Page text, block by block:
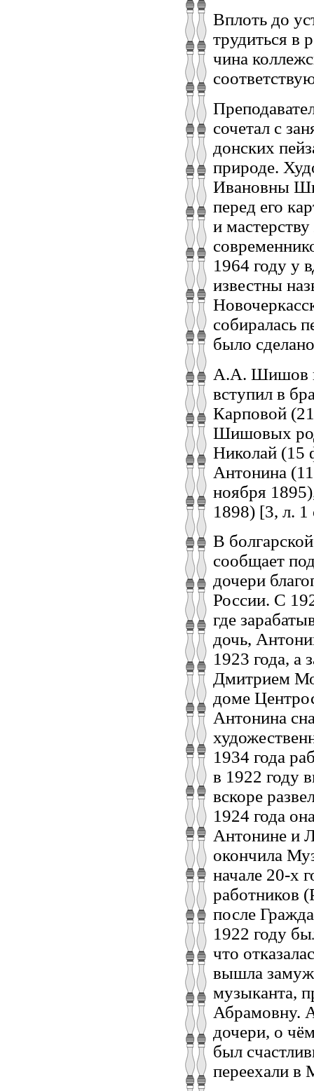
Вплоть до
трудиться в
чина
сочетал с
донских
природе.
Ивановны
перед его
и
1964 году у
известны
собиралась
было
А.А. Шишов
вступил в
Карповой
Шишовых
Николай (15
Антонина
ноября
1898) [3, л. 1
В
сообщает
дочери
России. С
где
дочь,
1923 года, а
Дмитрием
доме
Антонина
1934 года
в 1922 году
вскоре
1924 года
Антонине и
окончила
начале 20-х
работников
после
1922 году
что
вышла замуж
музыканта,
Абрамовну.
дочери, о
был
переехали в